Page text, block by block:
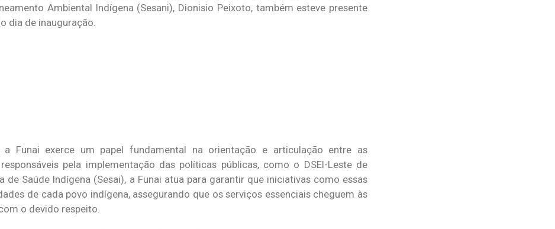
Ambiental Indígena (Sesani), Dionisio Peixoto, também esteve presente
dia de inauguração.
Funai exerce um papel fundamental na orientação e articulação entre as
pela implementação das políticas públicas, como o DSEI-Leste de
de Saúde Indígena (Sesai), a Funai atua para garantir que iniciativas como essas
de cada povo indígena, assegurando que os serviços essenciais cheguem às
o devido respeito.